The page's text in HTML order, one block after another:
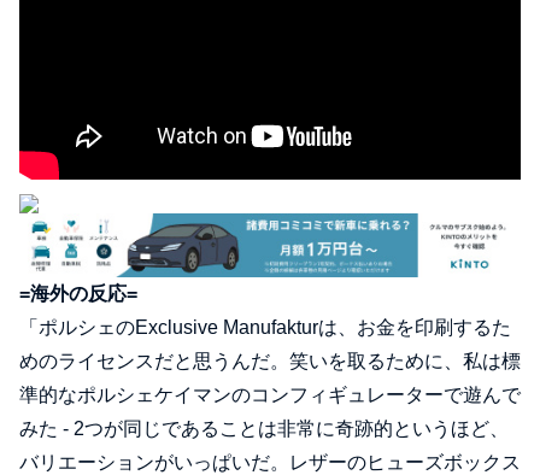
=海外の反応=
「ポルシェのExclusive Manufakturは、お金を印刷するた
めのライセンスだと思うんだ。笑いを取るために、私は標
準的なポルシェケイマンのコンフィギュレーターで遊んで
みた - 2つが同じであることは非常に奇跡的というほど、
バリエーションがいっぱいだ。レザーのヒューズボックス